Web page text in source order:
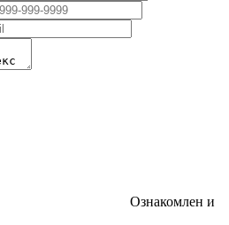
Ознакомлен и